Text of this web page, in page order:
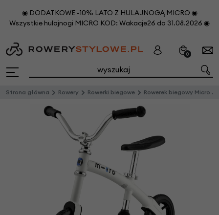
◉ DODATKOWE -10% LATO Z HULAJNOGĄ MICRO ◉
Wszystkie hulajnogi MICRO KOD: Wakacje26 do 31.08.2026 ◉
0
Strona główna Rowery Rowerki biegowe Rowerek biegowy Micro G-Bike Chopper Biały